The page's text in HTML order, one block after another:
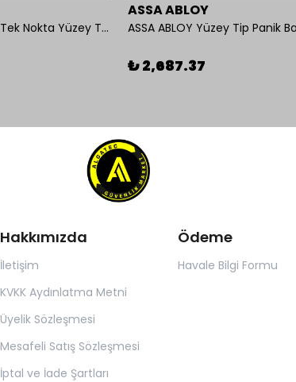
OMNİ 550D Panik Bar Tek Nokta Yüzey Tip
ASSA ABLOY
ASSA ABLOY Yüzey Tip Panik
₺ 2,687.37
Hakkımızda
İletişim
KVKK Aydınlatma Metni
Üyelik Sözleşmesi
Mesafeli Satış Sözleşmesi
İptal ve İade Şartları
Ödeme
Havale Bilgi Formu